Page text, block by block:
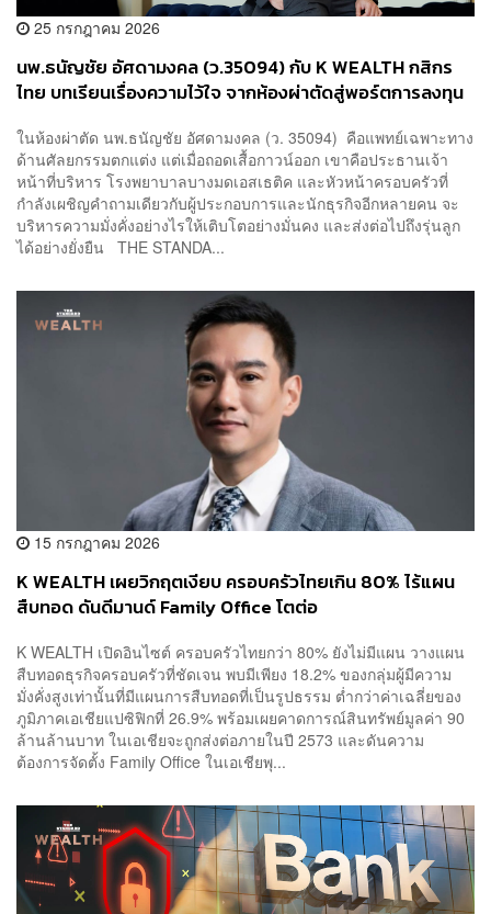
25 กรกฎาคม 2026
นพ.ธนัญชัย อัศดามงคล (ว.35094) กับ K WEALTH กสิกร
ไทย บทเรียนเรื่องความไว้ใจ จากห้องผ่าตัดสู่พอร์ตการลงทุน
ในห้องผ่าตัด นพ.ธนัญชัย อัศดามงคล (ว. 35094) คือแพทย์เฉพาะทาง
ด้านศัลยกรรมตกแต่ง แต่เมื่อถอดเสื้อกาวน์ออก เขาคือประธานเจ้า
หน้าที่บริหาร โรงพยาบาลบางมดเอสเธติค และหัวหน้าครอบครัวที่
กำลังเผชิญคำถามเดียวกับผู้ประกอบการและนักธุรกิจอีกหลายคน จะ
บริหารความมั่งคั่งอย่างไรให้เติบโตอย่างมั่นคง และส่งต่อไปถึงรุ่นลูก
ได้อย่างยั่งยืน THE STANDA...
15 กรกฎาคม 2026
K WEALTH เผยวิกฤตเงียบ ครอบครัวไทยเกิน 80% ไร้แผน
สืบทอด ดันดีมานด์ Family Office โตต่อ
K WEALTH เปิดอินไซต์ ครอบครัวไทยกว่า 80% ยังไม่มีแผน วางแผน
สืบทอดธุรกิจครอบครัวที่ชัดเจน พบมีเพียง 18.2% ของกลุ่มผู้มีความ
มั่งคั่งสูงเท่านั้นที่มีแผนการสืบทอดที่เป็นรูปธรรม ต่ำกว่าค่าเฉลี่ยของ
ภูมิภาคเอเชียแปซิฟิกที่ 26.9% พร้อมเผยคาดการณ์สินทรัพย์มูลค่า 90
ล้านล้านบาท ในเอเชียจะถูกส่งต่อภายในปี 2573 และดันความ
ต้องการจัดตั้ง Family Office ในเอเชียพุ...